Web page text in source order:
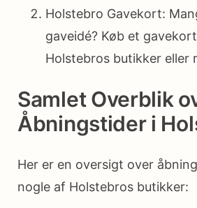
Holstebro Gavekort:
gaveidé? Køb et
Holstebros butikker eller
Samlet Overblik
Åbningstider i
Her er en oversigt over
nogle af Holstebros butikker: